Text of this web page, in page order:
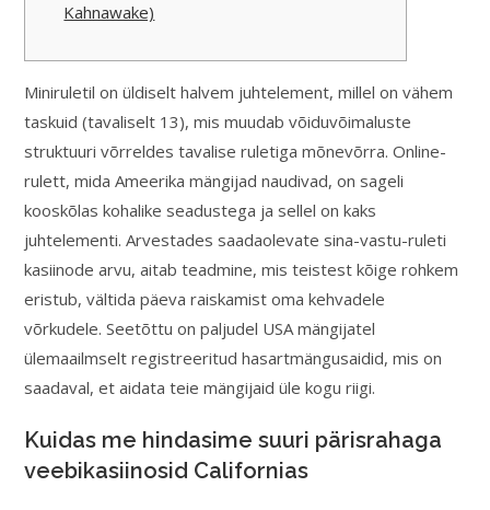
Kahnawake)
Miniruletil on üldiselt halvem juhtelement, millel on vähem
taskuid (tavaliselt 13), mis muudab võiduvõimaluste
struktuuri võrreldes tavalise ruletiga mõnevõrra. Online-
rulett, mida Ameerika mängijad naudivad, on sageli
kooskõlas kohalike seadustega ja sellel on kaks
juhtelementi. Arvestades saadaolevate sina-vastu-ruleti
kasiinode arvu, aitab teadmine, mis teistest kõige rohkem
eristub, vältida päeva raiskamist oma kehvadele
võrkudele.Seetõttu on paljudel USA mängijatel
ülemaailmselt registreeritud hasartmängusaidid, mis on
saadaval, et aidata teie mängijaid üle kogu riigi.
Kuidas me hindasime suuri pärisrahaga
veebikasiinosid Californias